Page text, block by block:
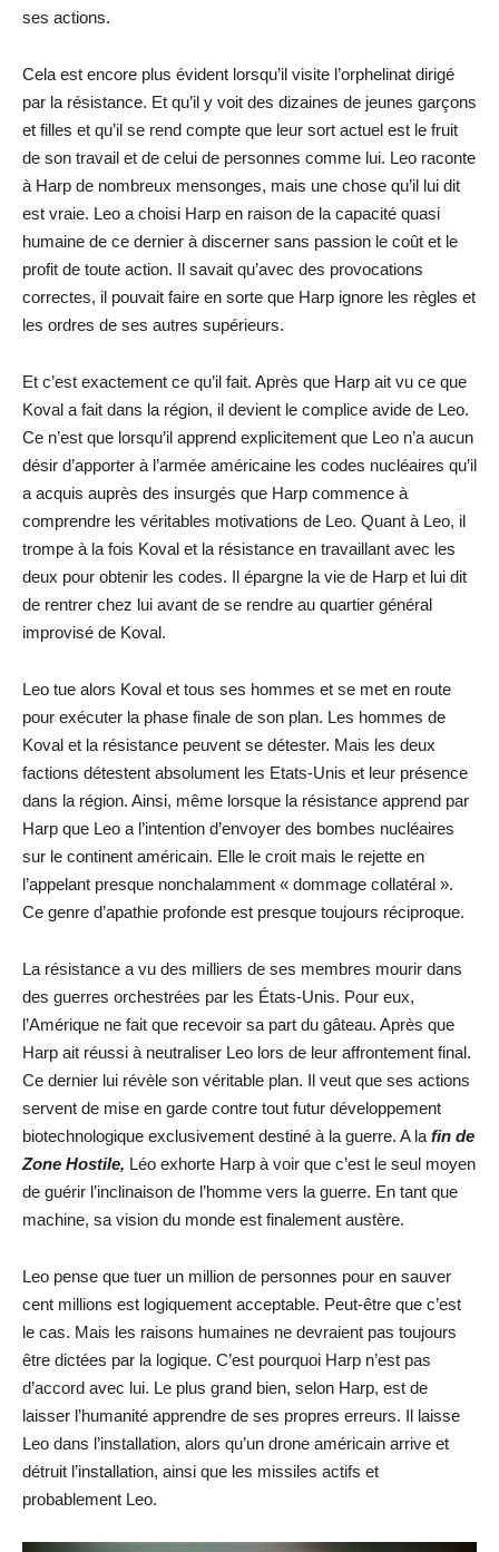
ses actions.
Cela est encore plus évident lorsqu’il visite l’orphelinat dirigé
par la résistance. Et qu’il y voit des dizaines de jeunes garçons
et filles et qu’il se rend compte que leur sort actuel est le fruit
de son travail et de celui de personnes comme lui. Leo raconte
à Harp de nombreux mensonges, mais une chose qu’il lui dit
est vraie. Leo a choisi Harp en raison de la capacité quasi
humaine de ce dernier à discerner sans passion le coût et le
profit de toute action. Il savait qu’avec des provocations
correctes, il pouvait faire en sorte que Harp ignore les règles et
les ordres de ses autres supérieurs.
Et c’est exactement ce qu’il fait. Après que Harp ait vu ce que
Koval a fait dans la région, il devient le complice avide de Leo.
Ce n’est que lorsqu’il apprend explicitement que Leo n’a aucun
désir d’apporter à l’armée américaine les codes nucléaires qu’il
a acquis auprès des insurgés que Harp commence à
comprendre les véritables motivations de Leo. Quant à Leo, il
trompe à la fois Koval et la résistance en travaillant avec les
deux pour obtenir les codes. Il épargne la vie de Harp et lui dit
de rentrer chez lui avant de se rendre au quartier général
improvisé de Koval.
Leo tue alors Koval et tous ses hommes et se met en route
pour exécuter la phase finale de son plan. Les hommes de
Koval et la résistance peuvent se détester. Mais les deux
factions détestent absolument les Etats-Unis et leur présence
dans la région. Ainsi, même lorsque la résistance apprend par
Harp que Leo a l’intention d’envoyer des bombes nucléaires
sur le continent américain. Elle le croit mais le rejette en
l’appelant presque nonchalamment « dommage collatéral ».
Ce genre d’apathie profonde est presque toujours réciproque.
La résistance a vu des milliers de ses membres mourir dans
des guerres orchestrées par les États-Unis. Pour eux,
l’Amérique ne fait que recevoir sa part du gâteau. Après que
Harp ait réussi à neutraliser Leo lors de leur affrontement final.
Ce dernier lui révèle son véritable plan. Il veut que ses actions
servent de mise en garde contre tout futur développement
biotechnologique exclusivement destiné à la guerre. A la fin de
Zone Hostile, Léo exhorte Harp à voir que c’est le seul moyen
de guérir l’inclinaison de l’homme vers la guerre. En tant que
machine, sa vision du monde est finalement austère.
Leo pense que tuer un million de personnes pour en sauver
cent millions est logiquement acceptable. Peut-être que c’est
le cas. Mais les raisons humaines ne devraient pas toujours
être dictées par la logique. C’est pourquoi Harp n’est pas
d’accord avec lui. Le plus grand bien, selon Harp, est de
laisser l’humanité apprendre de ses propres erreurs. Il laisse
Leo dans l’installation, alors qu’un drone américain arrive et
détruit l’installation, ainsi que les missiles actifs et
probablement Leo.